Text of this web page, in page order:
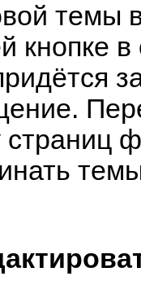
темы
кнопке